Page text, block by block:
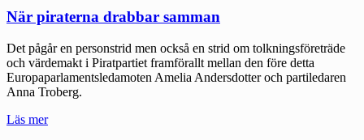
När piraterna drabbar samman
Det pågår en personstrid men också en strid om tolkningsföreträde
och värdemakt i Piratpartiet framförallt mellan den före detta
Europaparlamentsledamoten Amelia Andersdotter och partiledaren
Anna Troberg.
Läs mer"När